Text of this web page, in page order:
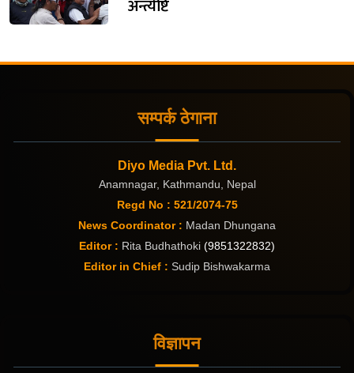
अन्त्येष्टि
सम्पर्क ठेगाना
Diyo Media Pvt. Ltd.
Anamnagar, Kathmandu, Nepal
Regd No : 521/2074-75
News Coordinator : Madan Dhungana
Editor : Rita Budhathoki (9851322832)
Editor in Chief : Sudip Bishwakarma
विज्ञापन